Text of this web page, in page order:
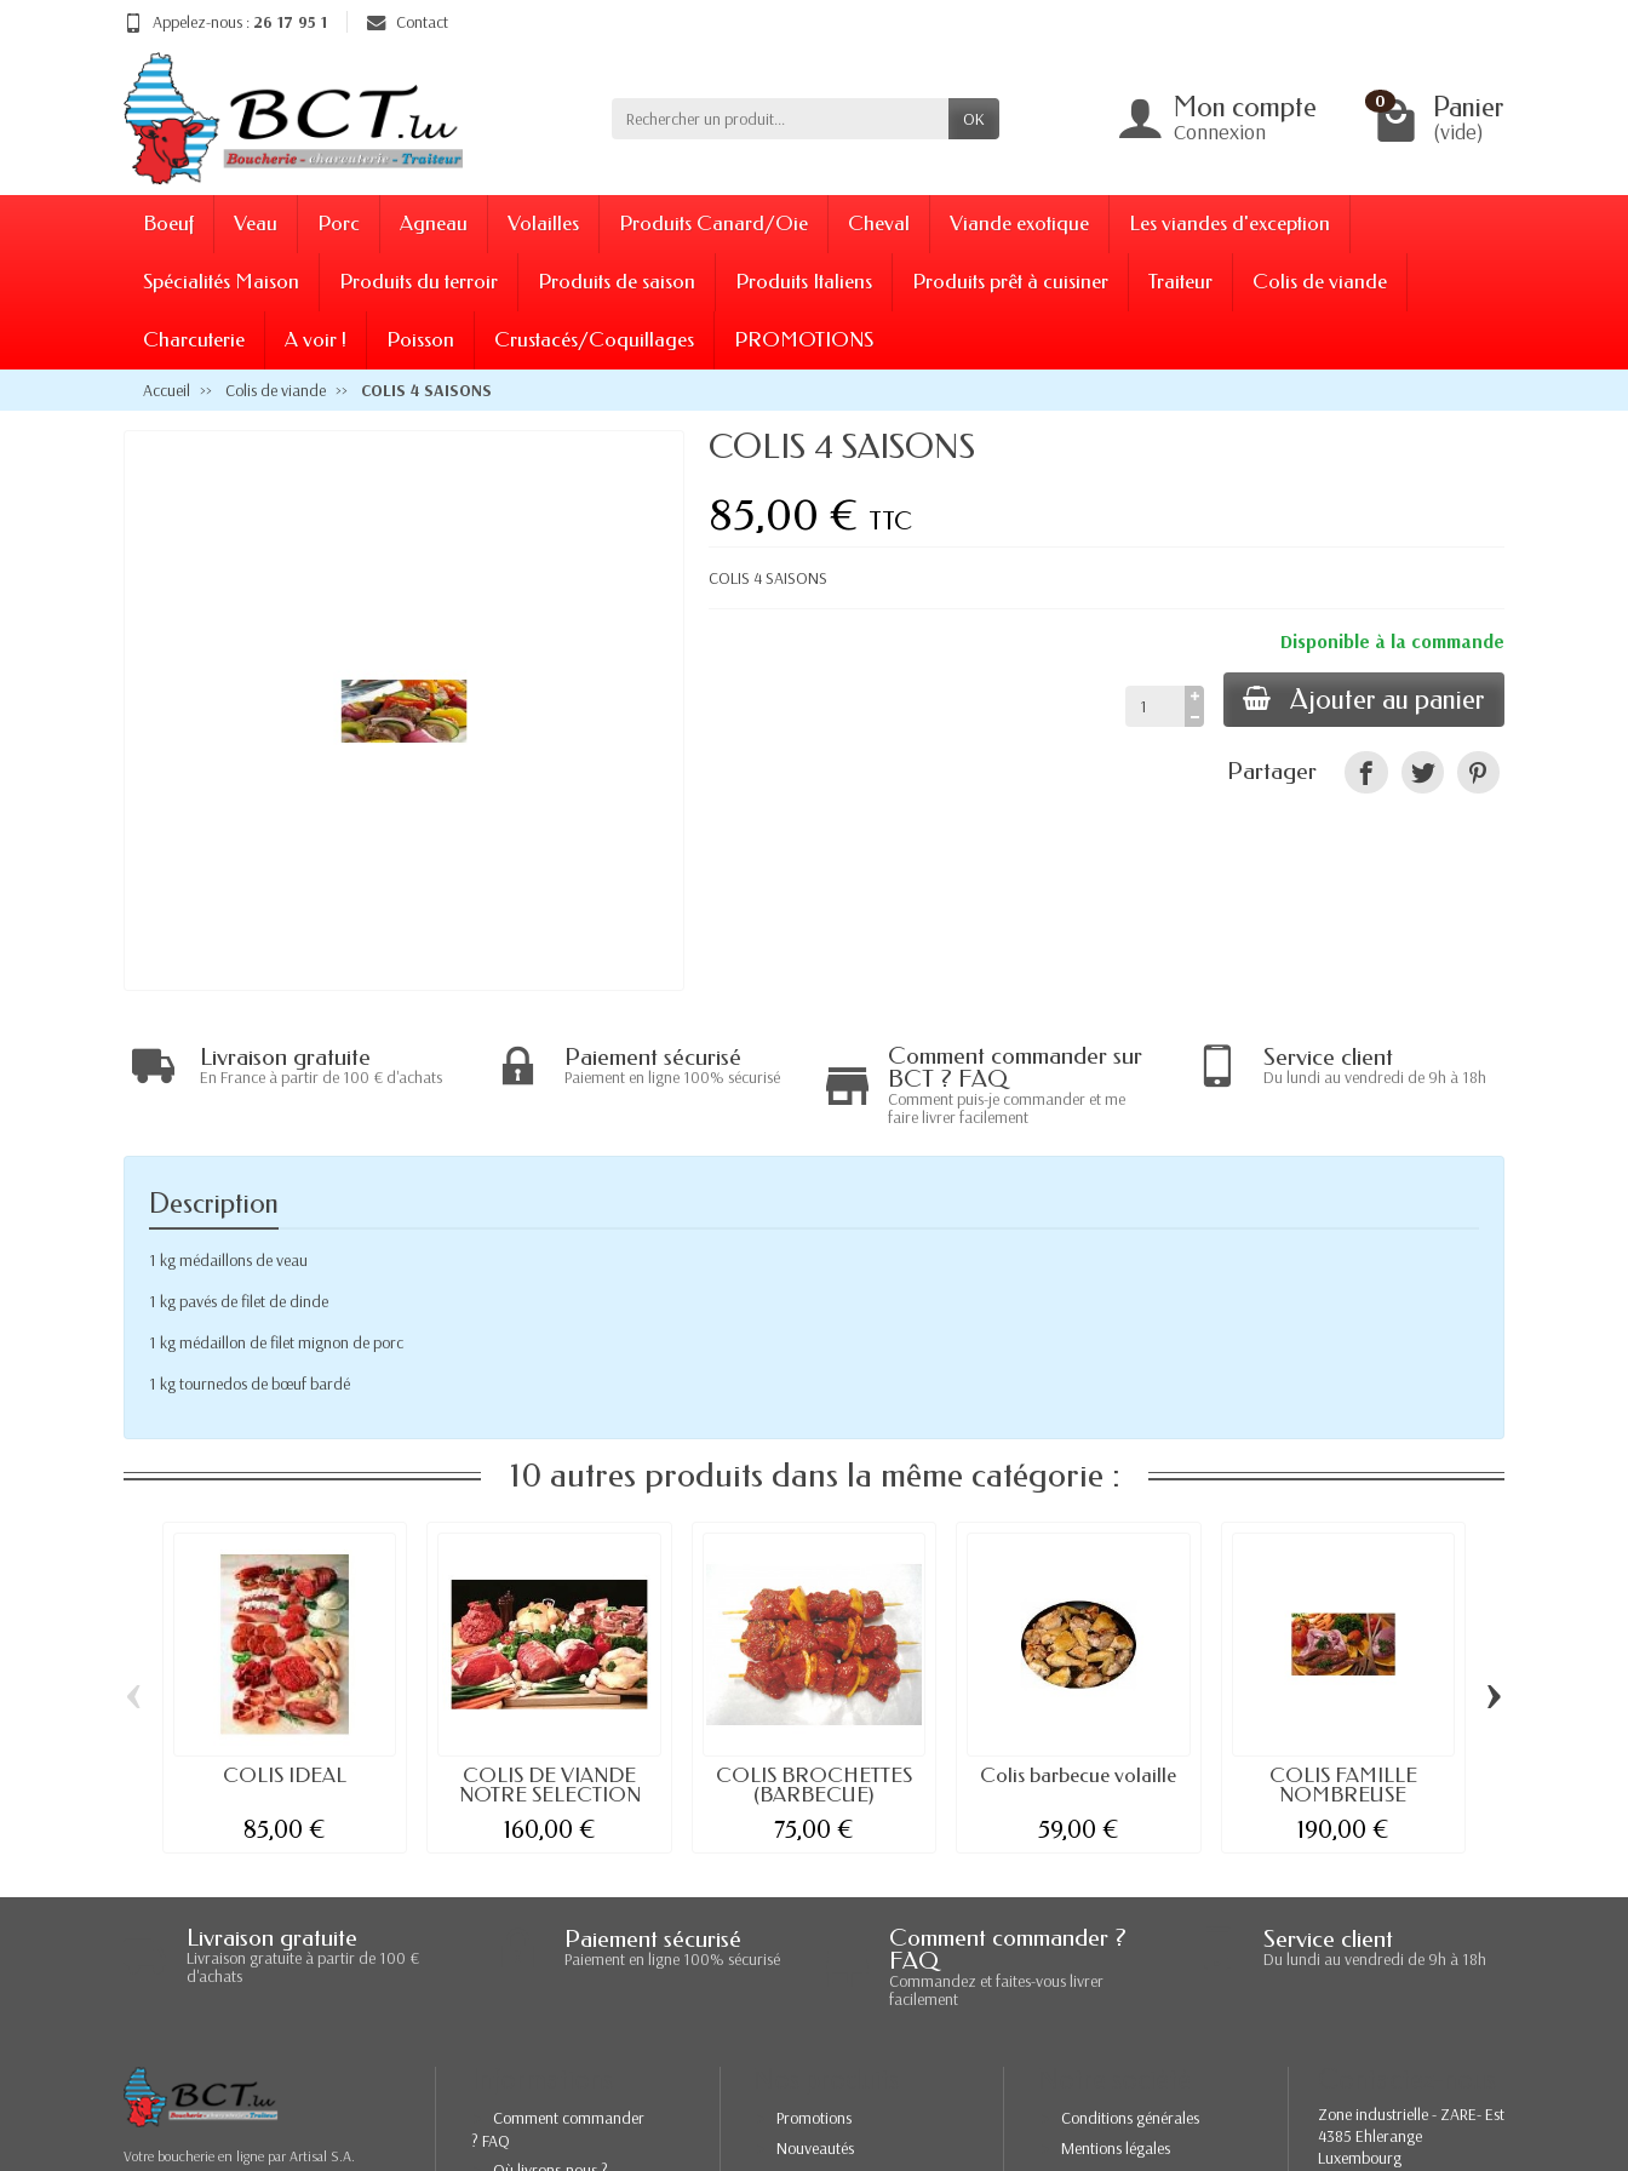
Appelez-nous : 26 17 95 1 Contact
OK Mon compte
Connexion
0 Panier
(vide)
Boeuf Veau Porc Agneau Volailles Produits Canard/Oie Cheval Viande exotique Les viandes d'exception
Spécialités Maison Produits du terroir Produits de saison Produits Italiens Produits prêt à cuisiner Traiteur Colis de viande
Charcuterie A voir ! Poisson Crustacés/Coquillages PROMOTIONS
Accueil Colis de viande COLIS 4 SAISONS
COLIS 4 SAISONS
85,00 € TTC
COLIS 4 SAISONS
Disponible à la commande
Ajouter au panier
Partager
Livraison gratuite
En France à partir de 100 € d'achats
Paiement sécurisé
Paiement en ligne 100% sécurisé
Comment commander sur
BCT ? FAQ
Comment puis-je commander et me
faire livrer facilement
Service client
Du lundi au vendredi de 9h à 18h
Description
1 kg médaillons de veau
1 kg pavés de filet de dinde
1 kg médaillon de filet mignon de porc
1 kg tournedos de bœuf bardé
10 autres produits dans la même catégorie :
COLIS IDEAL
85,00 €
COLIS DE VIANDE
NOTRE SELECTION
160,00 €
COLIS BROCHETTES
(BARBECUE)
75,00 €
Colis barbecue volaille
59,00 €
COLIS FAMILLE
NOMBREUSE
190,00 €
‹ ›
Livraison gratuite
Livraison gratuite à partir de 100 €
d'achats
Paiement sécurisé
Paiement en ligne 100% sécurisé
Comment commander ?
FAQ
Commandez et faites-vous livrer
facilement
Service client
Du lundi au vendredi de 9h à 18h
Votre boucherie en ligne par Artisal S.A.
Comment commander
? FAQ
Promotions
Nouveautés
Conditions générales
Mentions légales
Zone industrielle - ZARE- Est
4385 Ehlerange
Luxembourg